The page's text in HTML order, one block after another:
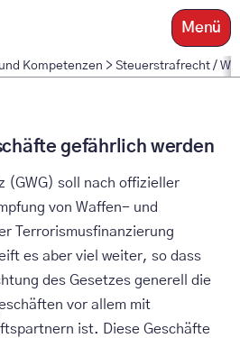
Menü
Kompetenzen > Steuerstrafrecht /
gefährlich werden
(GWG) soll nach offizieller
von Waffen- und
Terrorismusfinanzierung
es aber viel weiter, so dass
des Gesetzes generell die
vor allem mit
ist. Diese Geschäfte